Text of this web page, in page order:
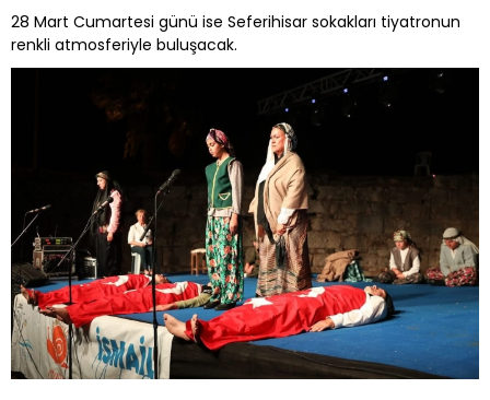
28 Mart Cumartesi günü ise Seferihisar sokakları tiyatronun
renkli atmosferiyle buluşacak.